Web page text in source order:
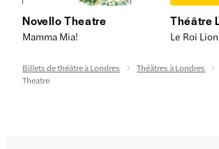
Novello Theatre
Mamma Mia!
Théâtre
Le Roi
Billets de théâtre à Londres Théâtres à Londres
Theatre